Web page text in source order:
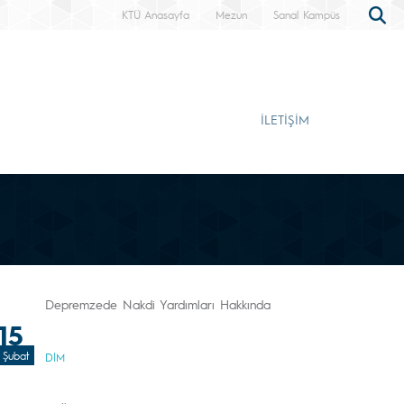
KTÜ Anasayfa Mezun Sanal Kampüs
İLETİŞİM
Şubat
Depremzede Nakdi Yardımları Hakkında
DİM